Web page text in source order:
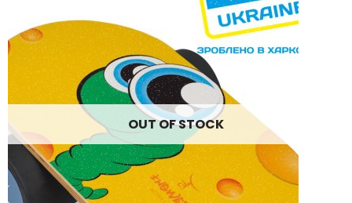
OUT OF STOCK